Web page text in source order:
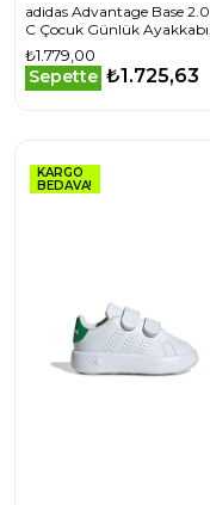
adidas Advantage Base
C Çocuk Günlük Ayakkabı
IH8122 Beyaz
₺1.779,00
Sepette ₺1.725,63
KARGO
BEDAVA!